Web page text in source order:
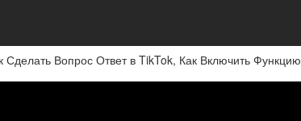
Вопрос Ответ в TikTok, Как Включить Функцию